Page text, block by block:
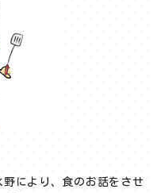
により、食のお話をさせ